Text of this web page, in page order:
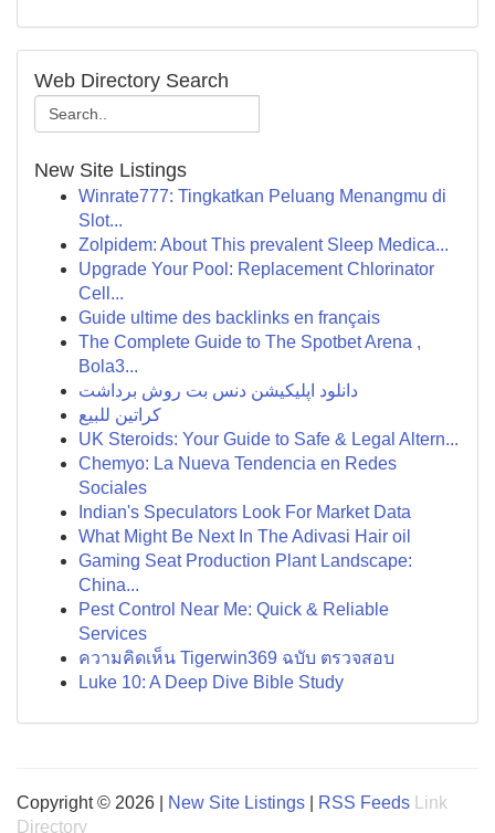
Web Directory Search
New Site Listings
Winrate777: Tingkatkan Peluang Menangmu di
Slot...
Zolpidem: About This prevalent Sleep Medica...
Upgrade Your Pool: Replacement Chlorinator
Cell...
Guide ultime des backlinks en français
The Complete Guide to The Spotbet Arena ,
Bola3...
دانلود اپلیکیشن دنس بت روش برداشت
كراتين للبيع
UK Steroids: Your Guide to Safe & Legal Altern...
Chemyo: La Nueva Tendencia en Redes
Sociales
Indian's Speculators Look For Market Data
What Might Be Next In The Adivasi Hair oil
Gaming Seat Production Plant Landscape:
China...
Pest Control Near Me: Quick & Reliable
Services
ความคิดเห็น Tigerwin369 ฉบับ ตรวจสอบ
Luke 10: A Deep Dive Bible Study
Copyright © 2026 | New Site Listings RSS Feeds
Link
Directory